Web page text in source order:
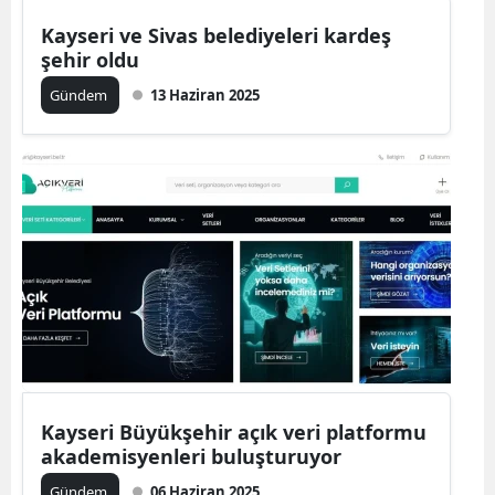
Kayseri ve Sivas belediyeleri kardeş
şehir oldu
Gündem 13 Haziran 2025
Kayseri Büyükşehir açık veri platformu
akademisyenleri buluşturuyor